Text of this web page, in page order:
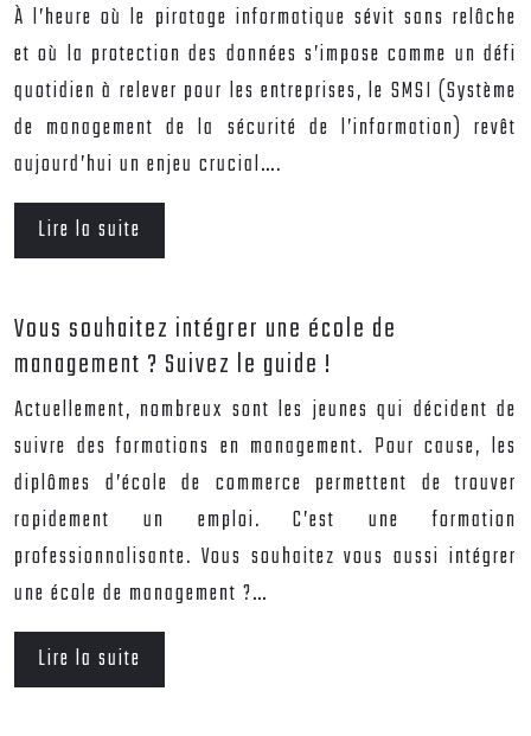
À l’heure où le piratage informatique sévit sans relâche
et où la protection des données s’impose comme un défi
quotidien à relever pour les entreprises, le SMSI (Système
de management de la sécurité de l’information) revêt
aujourd’hui un enjeu crucial….
Lire la suite
Vous souhaitez intégrer une école de
management ? Suivez le guide !
Actuellement, nombreux sont les jeunes qui décident de
suivre des formations en management. Pour cause, les
diplômes d’école de commerce permettent de trouver
rapidement un emploi. C’est une formation
professionnalisante. Vous souhaitez vous aussi intégrer
une école de management ?…
Lire la suite